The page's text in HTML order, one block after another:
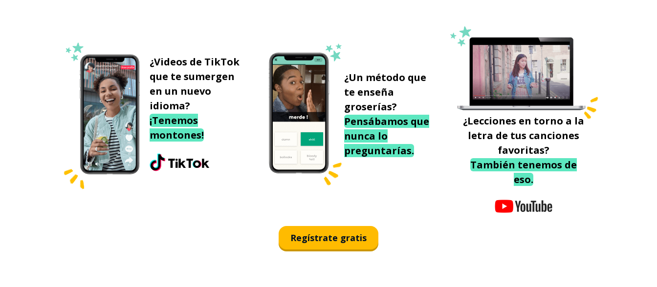
¿Videos de TikTok
que te sumergen
en un nuevo
idioma?
¡Tenemos
montones!
¿Un método que
te enseña
groserías?
Pensábamos que
nunca lo
preguntarías.
¿Lecciones en torno a la
letra de tus canciones
favoritas?
También tenemos de
eso.
Regístrate gratis